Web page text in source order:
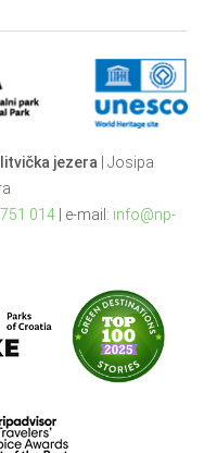
jezera | Josipa
014| e-mail: info@np-